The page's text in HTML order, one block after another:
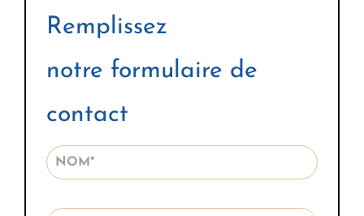
Remplissez
notre formulaire de
contact